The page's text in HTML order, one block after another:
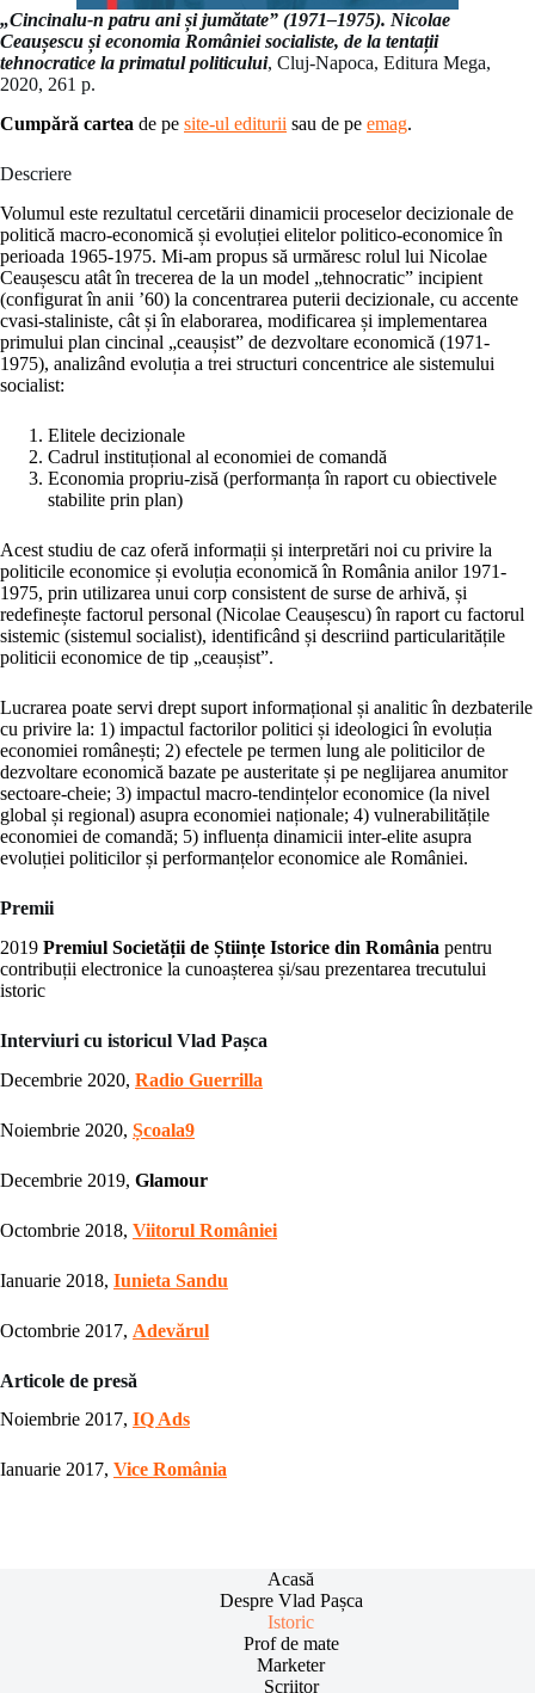
„Cincinalu-n patru ani și jumătate” (1971–1975). Nicolae
Ceaușescu și economia României socialiste, de la tentații
tehnocratice la primatul politicului, Cluj-Napoca, Editura Mega,
2020, 261 p.
Cumpără cartea de pe site-ul editurii sau de pe emag.
Descriere
Volumul este rezultatul cercetării dinamicii proceselor decizionale de
politică macro-economică și evoluției elitelor politico-economice în
perioada 1965-1975. Mi-am propus să urmăresc rolul lui Nicolae
Ceaușescu atât în trecerea de la un model „tehnocratic” incipient
(configurat în anii ’60) la concentrarea puterii decizionale, cu accente
cvasi-staliniste, cât și în elaborarea, modificarea și implementarea
primului plan cincinal „ceaușist” de dezvoltare economică (1971-
1975), analizând evoluția a trei structuri concentrice ale sistemului
socialist:
Elitele decizionale
Cadrul instituțional al economiei de comandă
Economia propriu-zisă (performanța în raport cu obiectivele
stabilite prin plan)
Acest studiu de caz oferă informații și interpretări noi cu privire la
politicile economice și evoluția economică în România anilor 1971-
1975, prin utilizarea unui corp consistent de surse de arhivă, și
redefinește factorul personal (Nicolae Ceaușescu) în raport cu factorul
sistemic (sistemul socialist), identificând și descriind particularitățile
politicii economice de tip „ceaușist”.
Lucrarea poate servi drept suport informațional și analitic în dezbaterile
cu privire la: 1) impactul factorilor politici și ideologici în evoluția
economiei românești; 2) efectele pe termen lung ale politicilor de
dezvoltare economică bazate pe austeritate și pe neglijarea anumitor
sectoare-cheie; 3) impactul macro-tendințelor economice (la nivel
global și regional) asupra economiei naționale; 4) vulnerabilitățile
economiei de comandă; 5) influența dinamicii inter-elite asupra
evoluției politicilor și performanțelor economice ale României.
Premii
2019 Premiul Societății de Științe Istorice din România pentru
contribuții electronice la cunoașterea și/sau prezentarea trecutului
istoric
Interviuri cu istoricul Vlad Pașca
Decembrie 2020, Radio Guerrilla
Noiembrie 2020, Școala9
Decembrie 2019, Glamour
Octombrie 2018, Viitorul României
Ianuarie 2018, Iunieta Sandu
Octombrie 2017, Adevărul
Articole de presă
Noiembrie 2017, IQ Ads
Ianuarie 2017, Vice România
Acasă
Despre Vlad Pașca
Istoric
Prof de mate
Marketer
Scriitor